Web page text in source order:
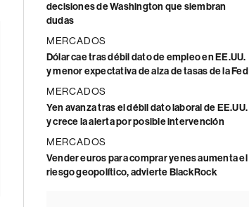
decisiones de Washington que siembran
dudas
MERCADOS
Dólar cae tras débil dato de empleo en EE.UU.
y menor expectativa de alza de tasas de la Fed
MERCADOS
Yen avanza tras el débil dato laboral de EE.UU.
y crece la alerta por posible intervención
MERCADOS
Vender euros para comprar yenes aumenta el
riesgo geopolítico, advierte BlackRock